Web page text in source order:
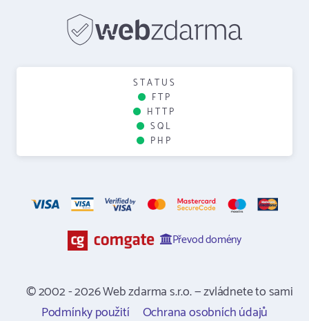
STATUS
FTP
HTTP
SQL
PHP
Převod domény
© 2002 - 2026 Web zdarma s.r.o. — zvládnete to sami
Podmínky použití
Ochrana osobních údajů